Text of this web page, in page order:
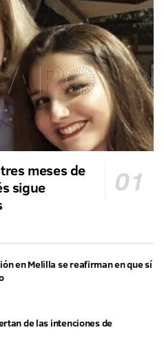
meses de
sigue
en Melilla se reafirman en que sí
de las intenciones de